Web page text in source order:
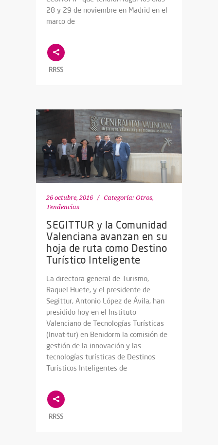
28 y 29 de noviembre en Madrid en el
marco de
RRSS
26 octubre, 2016 Categoría: Otros,
Tendencias
SEGITTUR y la Comunidad
Valenciana avanzan en su
hoja de ruta como Destino
Turístico Inteligente
La directora general de Turismo,
Raquel Huete, y el presidente de
Segittur, Antonio López de Ávila, han
presidido hoy en el Instituto
Valenciano de Tecnologías Turísticas
(Invat·tur) en Benidorm la comisión de
gestión de la innovación y las
tecnologías turísticas de Destinos
Turísticos Inteligentes de
RRSS